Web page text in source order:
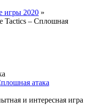
игры 2020 »
Tactics – Сплошная
и интересная игра